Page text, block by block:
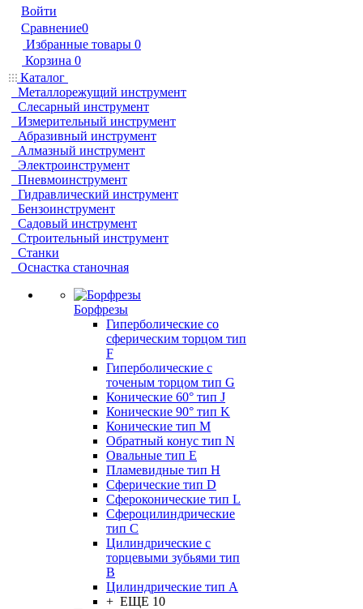
Войти
Сравнение0
Избранные товары 0
Корзина 0
Каталог
Металлорежущий инструмент
Слесарный инструмент
Измерительный инструмент
Абразивный инструмент
Алмазный инструмент
Электроинструмент
Пневмоинструмент
Гидравлический инструмент
Бензоинструмент
Садовый инструмент
Строительный инструмент
Станки
Оснастка станочная
Борфрезы
Гиперболические cо
сферическим торцом тип
F
Гиперболические с
точеным торцом тип G
Конические 60° тип J
Конические 90° тип K
Конические тип M
Обратный конус тип N
Овальные тип E
Пламевидные тип H
Сферические тип D
Сфероконические тип L
Сфероцилиндрические
тип C
Цилиндрические с
торцевыми зубьями тип
B
Цилиндрические тип А
+ ЕЩЕ 10